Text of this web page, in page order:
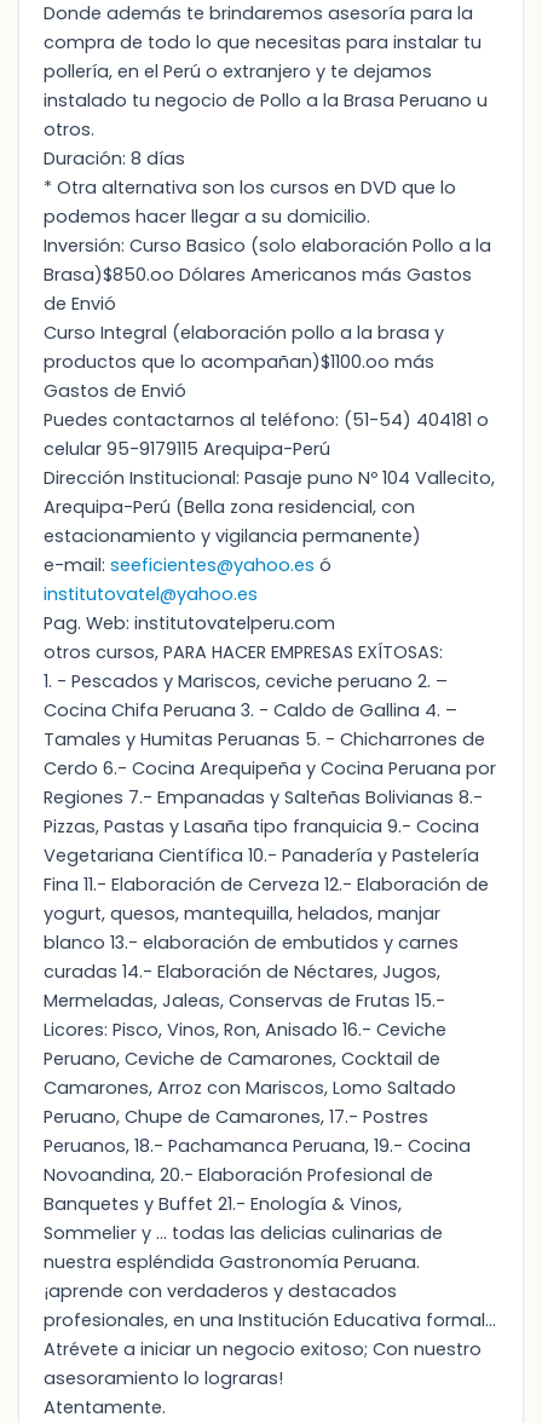
Donde además te brindaremos asesoría para la
compra de todo lo que necesitas para instalar tu
pollería, en el Perú o extranjero y te dejamos
instalado tu negocio de Pollo a la Brasa Peruano u
otros.
Duración: 8 días
* Otra alternativa son los cursos en DVD que lo
podemos hacer llegar a su domicilio.
Inversión: Curso Basico (solo elaboración Pollo a la
Brasa)$850.oo Dólares Americanos más Gastos
de Envió
Curso Integral (elaboración pollo a la brasa y
productos que lo acompañan)$1100.oo más
Gastos de Envió
Puedes contactarnos al teléfono: (51-54) 404181 o
celular 95-9179115 Arequipa-Perú
Dirección Institucional: Pasaje puno Nº 104 Vallecito,
Arequipa-Perú (Bella zona residencial, con
estacionamiento y vigilancia permanente)
e-mail: seeficientes@yahoo.es ó
institutovatel@yahoo.es
Pag. Web: institutovatelperu.com
otros cursos, PARA HACER EMPRESAS EXÍTOSAS:
1. - Pescados y Mariscos, ceviche peruano 2. –
Cocina Chifa Peruana 3. - Caldo de Gallina 4. –
Tamales y Humitas Peruanas 5. - Chicharrones de
Cerdo 6.- Cocina Arequipeña y Cocina Peruana por
Regiones 7.- Empanadas y Salteñas Bolivianas 8.-
Pizzas, Pastas y Lasaña tipo franquicia 9.- Cocina
Vegetariana Científica 10.- Panadería y Pastelería
Fina 11.- Elaboración de Cerveza 12.- Elaboración de
yogurt, quesos, mantequilla, helados, manjar
blanco 13.- elaboración de embutidos y carnes
curadas 14.- Elaboración de Néctares, Jugos,
Mermeladas, Jaleas, Conservas de Frutas 15.-
Licores: Pisco, Vinos, Ron, Anisado 16.- Ceviche
Peruano, Ceviche de Camarones, Cocktail de
Camarones, Arroz con Mariscos, Lomo Saltado
Peruano, Chupe de Camarones, 17.- Postres
Peruanos, 18.- Pachamanca Peruana, 19.- Cocina
Novoandina, 20.- Elaboración Profesional de
Banquetes y Buffet 21.- Enología & Vinos,
Sommelier y … todas las delicias culinarias de
nuestra espléndida Gastronomía Peruana.
¡aprende con verdaderos y destacados
profesionales, en una Institución Educativa formal…
Atrévete a iniciar un negocio exitoso; Con nuestro
asesoramiento lo lograras!
Atentamente.